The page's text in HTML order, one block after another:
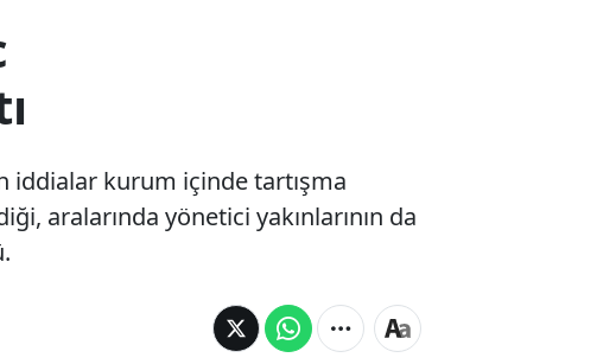
iddialar kurum içinde tartışma
aralarında yönetici yakınlarının da